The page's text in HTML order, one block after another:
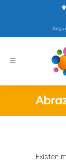
Existen